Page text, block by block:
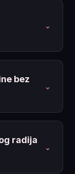
⌄
bez
⌄
radija
⌄